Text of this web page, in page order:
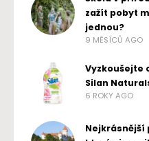
zažít pobyt
jednou?
9 MĚSÍCŮ AGO
Vyzkoušejte
Silan
6 ROKY AGO
Nejkrásnější